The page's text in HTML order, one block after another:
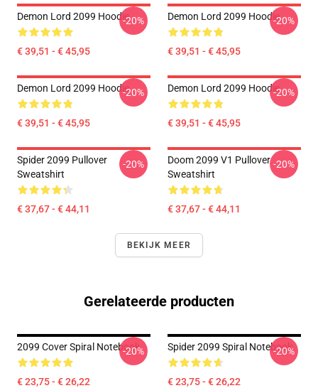
Demon Lord 2099 Hoodie
€ 39,51 - € 45,95
-20% Demon Lord 2099 Hoodie
€ 39,51 - € 45,95
-20%
Demon Lord 2099 Hoodie
€ 39,51 - € 45,95
-20% Demon Lord 2099 Hoodie
€ 39,51 - € 45,95
-20%
Spider 2099 Pullover
Sweatshirt
€ 37,67 - € 44,11
-20%
Doom 2099 V1 Pullover
Sweatshirt
€ 37,67 - € 44,11
-20%
BEKIJK MEER
Gerelateerde producten
2099 Cover Spiral Notebook
€ 23,75 - € 26,22
-20% Spider 2099 Spiral Notebook
€ 23,75 - € 26,22
-20%